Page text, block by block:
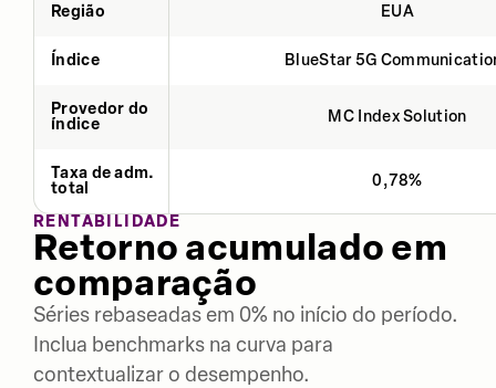
Região EUA
Índice BlueStar 5G
Provedor do
índice
MC Index Solution
Taxa de adm.
total
0,78%
RENTABILIDADE
Retorno acumulado em
comparação
Séries rebaseadas em 0% no início do período.
Inclua benchmarks na curva para
contextualizar o desempenho.